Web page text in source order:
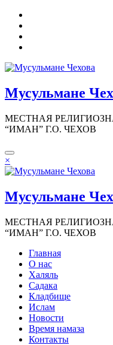
Перейти
содержимому
Мусульмане
МЕСТНАЯ
“ИМАН” Г.О. ЧЕХОВ
×
Мусульмане
МЕСТНАЯ
“ИМАН” Г.О. ЧЕХОВ
Главная
О нас
Халяль
Садака
Кладбище
Ислам
Новости
Время намаза
Контакты